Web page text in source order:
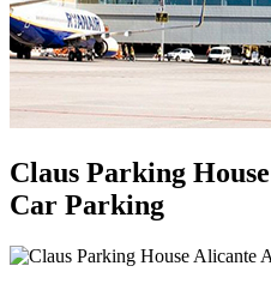
Claus Parking
Car Parking